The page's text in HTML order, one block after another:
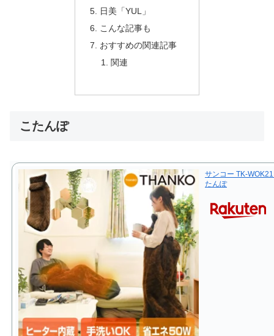
日美「YUL」
こんな記事も
おすすめの関連記事
関連
こたんぽ
サンコー TK-
たんぽ